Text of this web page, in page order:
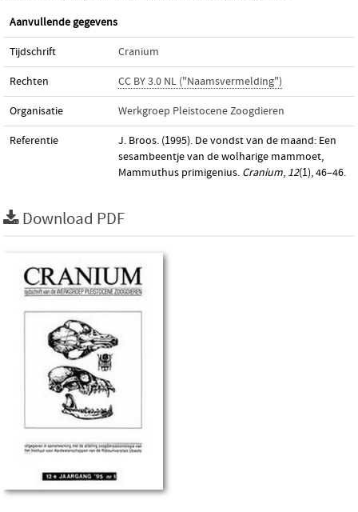
Aanvullende gegevens
Tijdschrift Cranium
Rechten CC BY 3.0 NL ("Naamsvermelding")
Organisatie Werkgroep Pleistocene Zoogdieren
Referentie
J. Broos. (1995). De vondst van de maand: Een
sesambeentje van de wolharige mammoet,
Mammuthus primigenius. Cranium, 12(1), 46–46.
Download PDF